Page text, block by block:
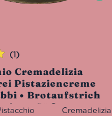
Cremadelizia
Pistaziencreme
• Brotaufstrich
• Süßes aus
(1)
Cremadelizia